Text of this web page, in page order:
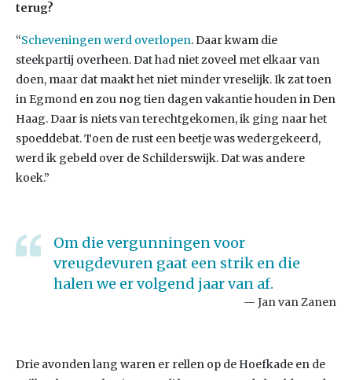
terug?
“Scheveningen werd overlopen. Daar kwam die
steekpartij overheen. Dat had niet zoveel met elkaar van
doen, maar dat maakt het niet minder vreselijk. Ik zat toen
in Egmond en zou nog tien dagen vakantie houden in Den
Haag. Daar is niets van terechtgekomen, ik ging naar het
spoeddebat. Toen de rust een beetje was wedergekeerd,
werd ik gebeld over de Schilderswijk. Dat was andere
koek.”
Om die vergunningen voor
vreugdevuren gaat een strik en die
halen we er volgend jaar van af.
Jan van Zanen
Drie avonden lang waren er rellen op de Hoefkade en de